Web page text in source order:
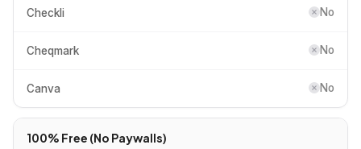
Checkli No
Cheqmark No
Canva No
100% Free (No Paywalls)